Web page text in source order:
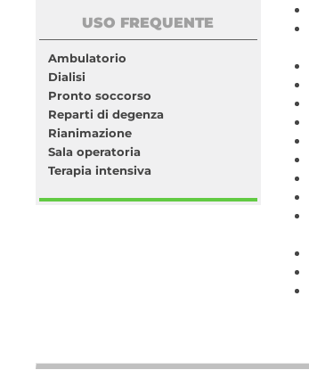
USO FREQUENTE
Ambulatorio
Dialisi
Pronto soccorso
Reparti di degenza
Rianimazione
Sala operatoria
Terapia intensiva